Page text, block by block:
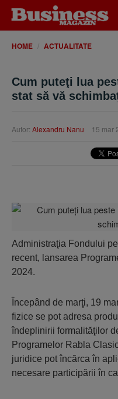
HOME ACTUALITATE
Cum puteţi lua
stat să vă
Autor: Alexandru Nanu 15 mar
Administraţia Fondului
recent, lansarea
2024.
Începând de marţi, 19
fizice se pot adresa
îndeplinirii formalităţilor
Programelor Rabla
juridice pot încărca în
necesare participării în